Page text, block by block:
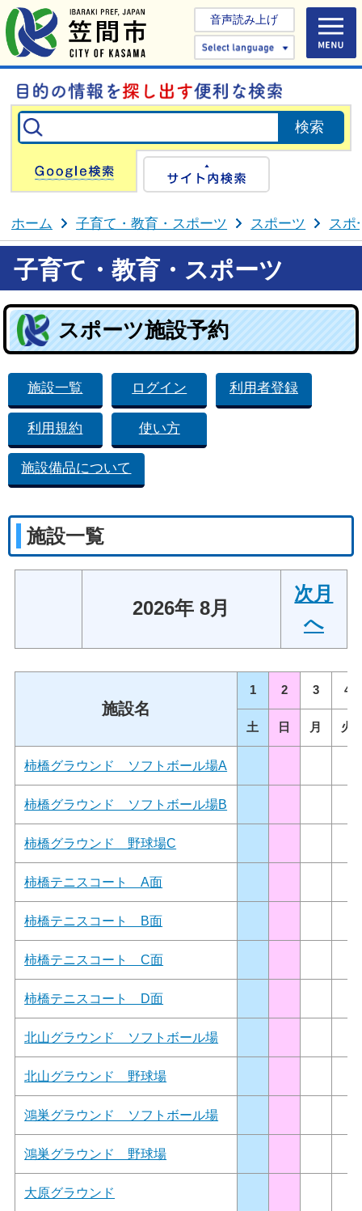
音声読み上げ
Select
Google検索
ホーム 子育て・教育・スポーツ スポーツ スポ
子育て・教育・スポーツ
スポーツ施設予約
施設一覧 ログイン 利用者登録
利用規約 使い方
施設備品について
施設一覧
2026年 8月
次月
へ
施設名
1 2 3 4
土 日 月 火
柿橋グラウンド ソフトボール場A
柿橋グラウンド ソフトボール場B
柿橋グラウンド 野球場C
柿橋テニスコート A面
柿橋テニスコート B面
柿橋テニスコート C面
柿橋テニスコート D面
北山グラウンド ソフトボール場
北山グラウンド 野球場
鴻巣グラウンド ソフトボール場
鴻巣グラウンド 野球場
大原グラウンド